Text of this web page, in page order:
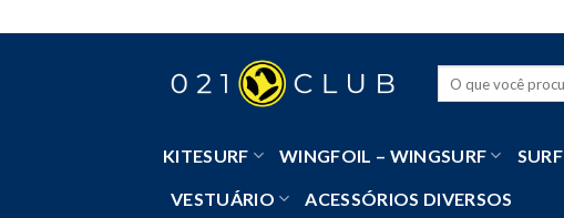
to
KITESURF WINGFOIL – WINGSURF SURF
VESTUÁRIO ACESSÓRIOS DIVERSOS